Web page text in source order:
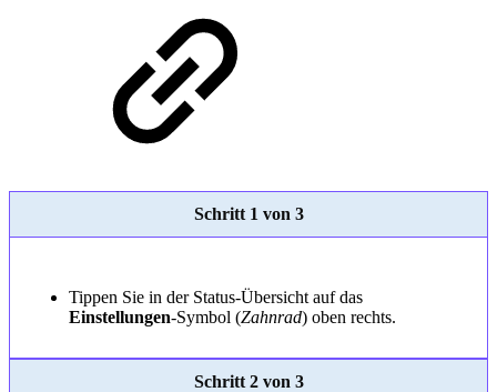
Schritt 1 von 3
Tippen Sie in der Status-Übersicht auf das
Einstellungen-Symbol (Zahnrad) oben rechts.
Schritt 2 von 3